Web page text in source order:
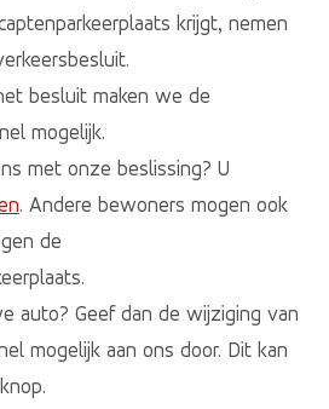
krijgt, nemen
besluit maken we de
mogelijk.
met onze beslissing? U
. Andere bewoners mogen ook
de
auto? Geef dan de wijziging van
mogelijk aan ons door. Dit kan